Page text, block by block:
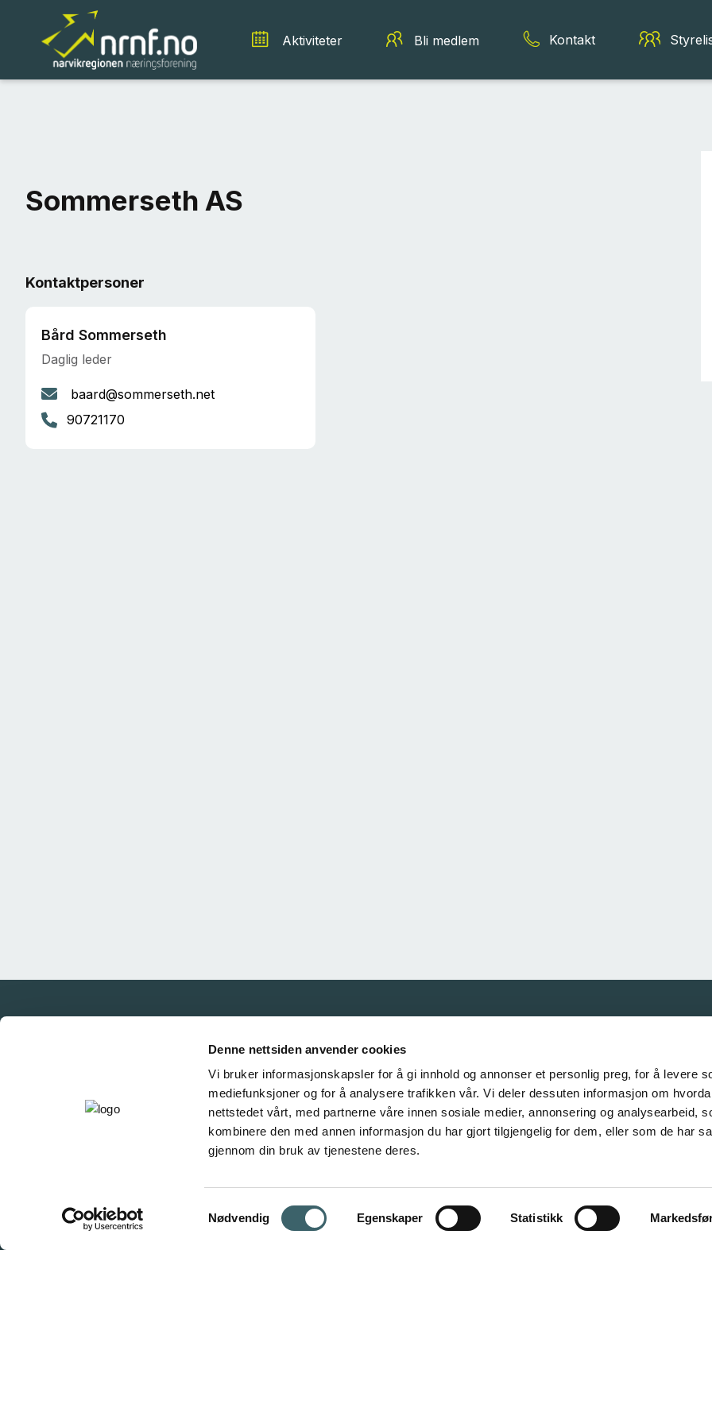
Denne nettsiden anvender cookies
Vi bruker informasjonskapsler for å gi innhold og annonser et personlig preg, for å levere
mediefunksjoner og for å analysere trafikken vår. Vi deler dessuten informasjon om
nettstedet vårt, med partnerne våre innen sosiale medier, annonsering og analysearbeid,
kombinere den med annen informasjon du har gjort tilgjengelig for dem, eller som de har
gjennom din bruk av tjenestene deres.
Samtykkevalg
Nødvendig Egenskaper Statistikk
Aktiviteter Bli medlem Kontakt
Sommerseth AS
Kontaktpersoner
Bård Sommerseth
Daglig leder
baard@sommerseth.net
90721170
Våre samarbeidspartnere